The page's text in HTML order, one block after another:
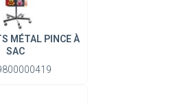
MÉTAL PINCE À
SAC